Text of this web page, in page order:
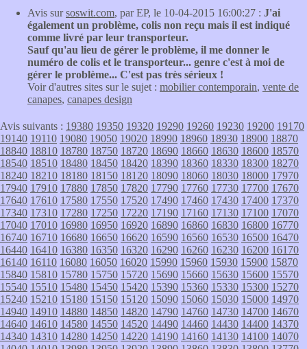
Avis sursoswit.com, par EP, le 10-04-2015 16:00:27 : J'ai
également un problème, colis non reçu mais il est indiqué
comme livré par leur transporteur.
Sauf qu'au lieu de gérer le problème, il me donner le
numéro de colis et le transporteur... genre c'est à moi de
gérer le problème... C'est pas très sérieux !
Voir d'autres sites sur le sujet : mobilier contemporain, vente de
canapes, canapes design
Avis suivants : 19380 19350 19320 19290 19260 19230 19200 19170
19140 19110 19080 19050 19020 18990 18960 18930 18900 18870
18840 18810 18780 18750 18720 18690 18660 18630 18600 18570
18540 18510 18480 18450 18420 18390 18360 18330 18300 18270
18240 18210 18180 18150 18120 18090 18060 18030 18000 17970
17940 17910 17880 17850 17820 17790 17760 17730 17700 17670
17640 17610 17580 17550 17520 17490 17460 17430 17400 17370
17340 17310 17280 17250 17220 17190 17160 17130 17100 17070
17040 17010 16980 16950 16920 16890 16860 16830 16800 16770
16740 16710 16680 16650 16620 16590 16560 16530 16500 16470
16440 16410 16380 16350 16320 16290 16260 16230 16200 16170
16140 16110 16080 16050 16020 15990 15960 15930 15900 15870
15840 15810 15780 15750 15720 15690 15660 15630 15600 15570
15540 15510 15480 15450 15420 15390 15360 15330 15300 15270
15240 15210 15180 15150 15120 15090 15060 15030 15000 14970
14940 14910 14880 14850 14820 14790 14760 14730 14700 14670
14640 14610 14580 14550 14520 14490 14460 14430 14400 14370
14340 14310 14280 14250 14220 14190 14160 14130 14100 14070